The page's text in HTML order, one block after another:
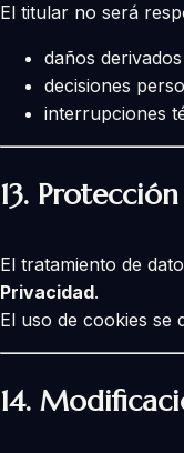
El titular no será
daños
decisiones
interrupciones
13.
El tratamiento de
Privacidad.
El uso de cookies se
14.